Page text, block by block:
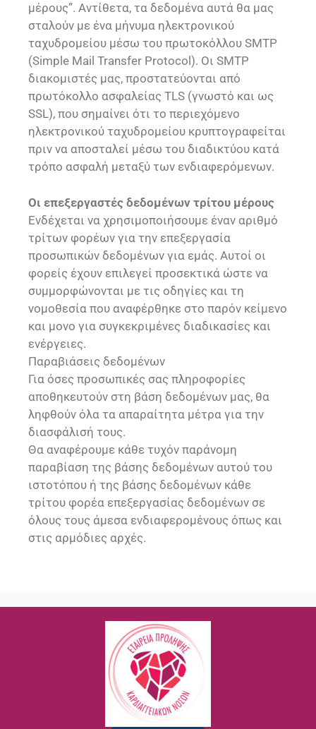
μέρους”. Αντίθετα, τα δεδομένα αυτά θα μας
σταλούν με ένα μήνυμα ηλεκτρονικού
ταχυδρομείου μέσω του πρωτοκόλλου SMTP
(Simple Mail Transfer Protocol). Οι SMTP
διακομιστές μας, προστατεύονται από
πρωτόκολλο ασφαλείας TLS (γνωστό και ως
SSL), που σημαίνει ότι το περιεχόμενο
ηλεκτρονικού ταχυδρομείου κρυπτογραφείται
πριν να αποσταλεί μέσω του διαδικτύου κατά
τρόπο ασφαλή μεταξύ των ενδιαφερόμενων.
Οι επεξεργαστές δεδομένων τρίτου μέρους
Ενδέχεται να χρησιμοποιήσουμε έναν αριθμό
τρίτων φορέων για την επεξεργασία
προσωπικών δεδομένων για εμάς. Αυτοί οι
φορείς έχουν επιλεγεί προσεκτικά ώστε να
συμμορφώνονται με τις οδηγίες και τη
νομοθεσία που αναφέρθηκε στο παρόν κείμενο
και μονο για συγκεκριμένες διαδικασίες και
ενέργειες.
Παραβιάσεις δεδομένων
Για όσες προσωπικές σας πληροφορίες
αποθηκευτούν στη βάση δεδομένων μας, θα
ληφθούν όλα τα απαραίτητα μέτρα για την
διασφάλισή τους.
Θα αναφέρουμε κάθε τυχόν παράνομη
παραβίαση της βάσης δεδομένων αυτού του
ιστοτόπου ή της βάσης δεδομένων κάθε
τρίτου φορέα επεξεργασίας δεδομένων σε
όλους τους άμεσα ενδιαφερομένους όπως και
στις αρμόδιες αρχές.